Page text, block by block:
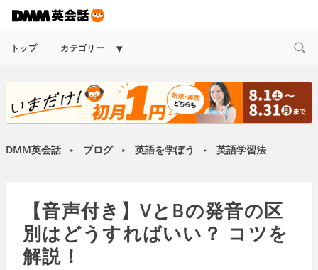
トップ カテゴリー
Expand
menu
DMM英会話 ► ブログ ► 英語を学ぼう ► 英語学習法
【音声付き】VとBの発音の区
別はどうすればいい？ コツを
解説！